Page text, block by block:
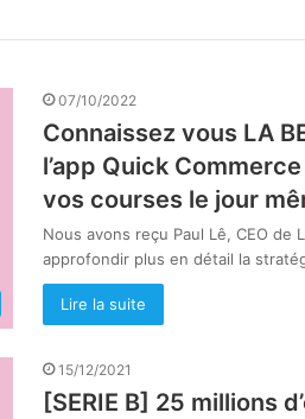
07/10/2022
Connaissez vous LA
l’app Quick
vos courses le jour
Nous avons reçu Paul Lê, CEO de
approfondir plus en détail la
Lire la suite
15/12/2021
[SERIE B] 25 millions